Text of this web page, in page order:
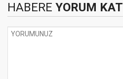
HABERE YORUM KAT